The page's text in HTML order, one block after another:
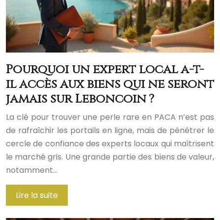
Pourquoi un expert local a-t-
il accès aux biens qui ne seront
jamais sur Leboncoin ?
La clé pour trouver une perle rare en PACA n’est pas
de rafraîchir les portails en ligne, mais de pénétrer le
cercle de confiance des experts locaux qui maîtrisent
le marché gris. Une grande partie des biens de valeur,
notamment…
Lire la suite